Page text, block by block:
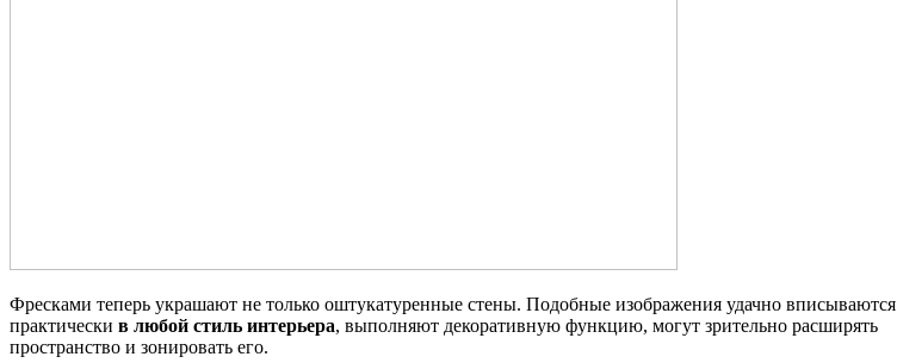
Фресками теперь украшают не только оштукатуренные стены. Подобные изображения удачно вписываются
практически в любой стиль интерьера, выполняют декоративную функцию, могут зрительно расширять
пространство и зонировать его.